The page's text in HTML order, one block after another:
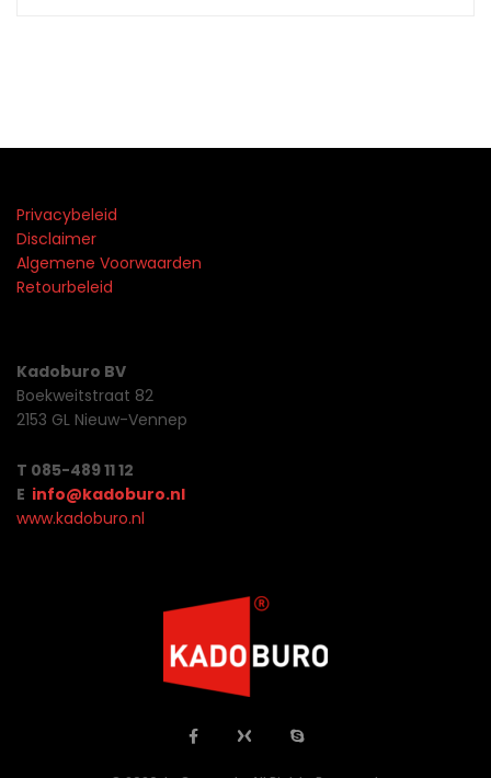
Privacybeleid
Disclaimer
Algemene Voorwaarden
Retourbeleid
Kadoburo BV
Boekweitstraat 82
2153 GL Nieuw-Vennep
T 085-489 11 12
E info@kadoburo.nl
www.kadoburo.nl